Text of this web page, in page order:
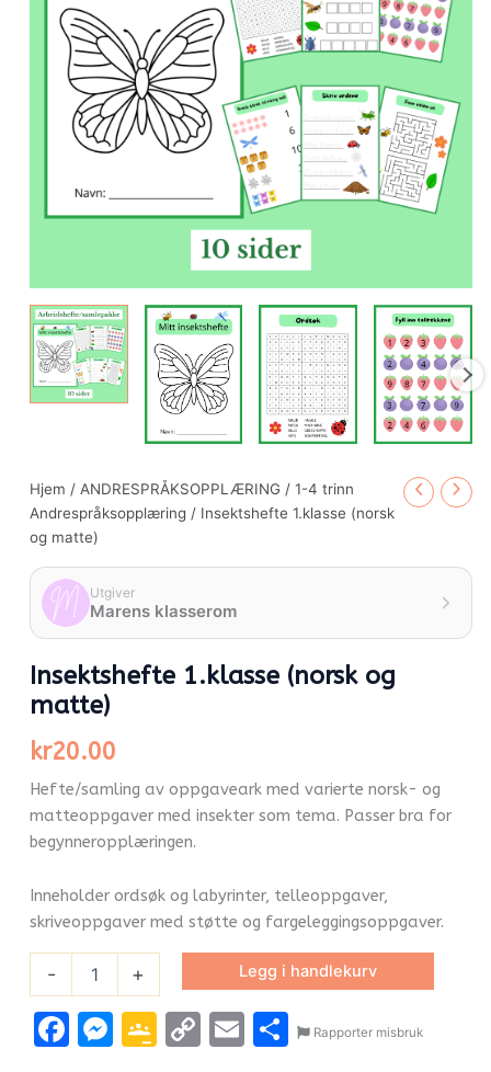
Hjem / ANDRESPRÅKSOPPLÆRING /1-4 trinn
Andrespråksopplæring / Insektshefte 1.klasse (norsk
og matte)
Utgiver
Marens klasserom
Insektshefte 1.klasse (norsk og
matte)
kr20.00
Hefte/samling av oppgaveark med varierte norsk- og
matteoppgaver med insekter som tema. Passer bra for
begynneropplæringen.
Inneholder ordsøk og labyrinter, telleoppgaver,
skriveoppgaver med støtte og fargeleggingsoppgaver.
- + Legg i handlekurv
Facebook
Messenger
Google
CopyEmailShare
Rapporter misbruk